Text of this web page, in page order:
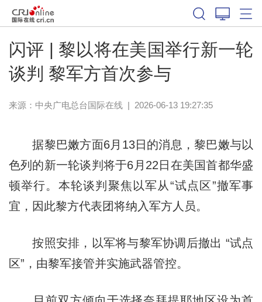
闪评 | 黎以将在美国举行新一轮
谈判 黎军方首次参与
来源：中央广电总台国际在线| 2026-06-13 19:27:35
据黎巴嫩方面6月13日的消息，黎巴嫩与以
色列的新一轮谈判将于6月22日在美国首都华盛
顿举行。本轮谈判聚焦以军从“试点区”撤军事
宜，因此黎方代表团将纳入军方人员。
按照安排，以军将与黎军协调后撤出 “试点
区”，由黎军接管并实施武器管控。